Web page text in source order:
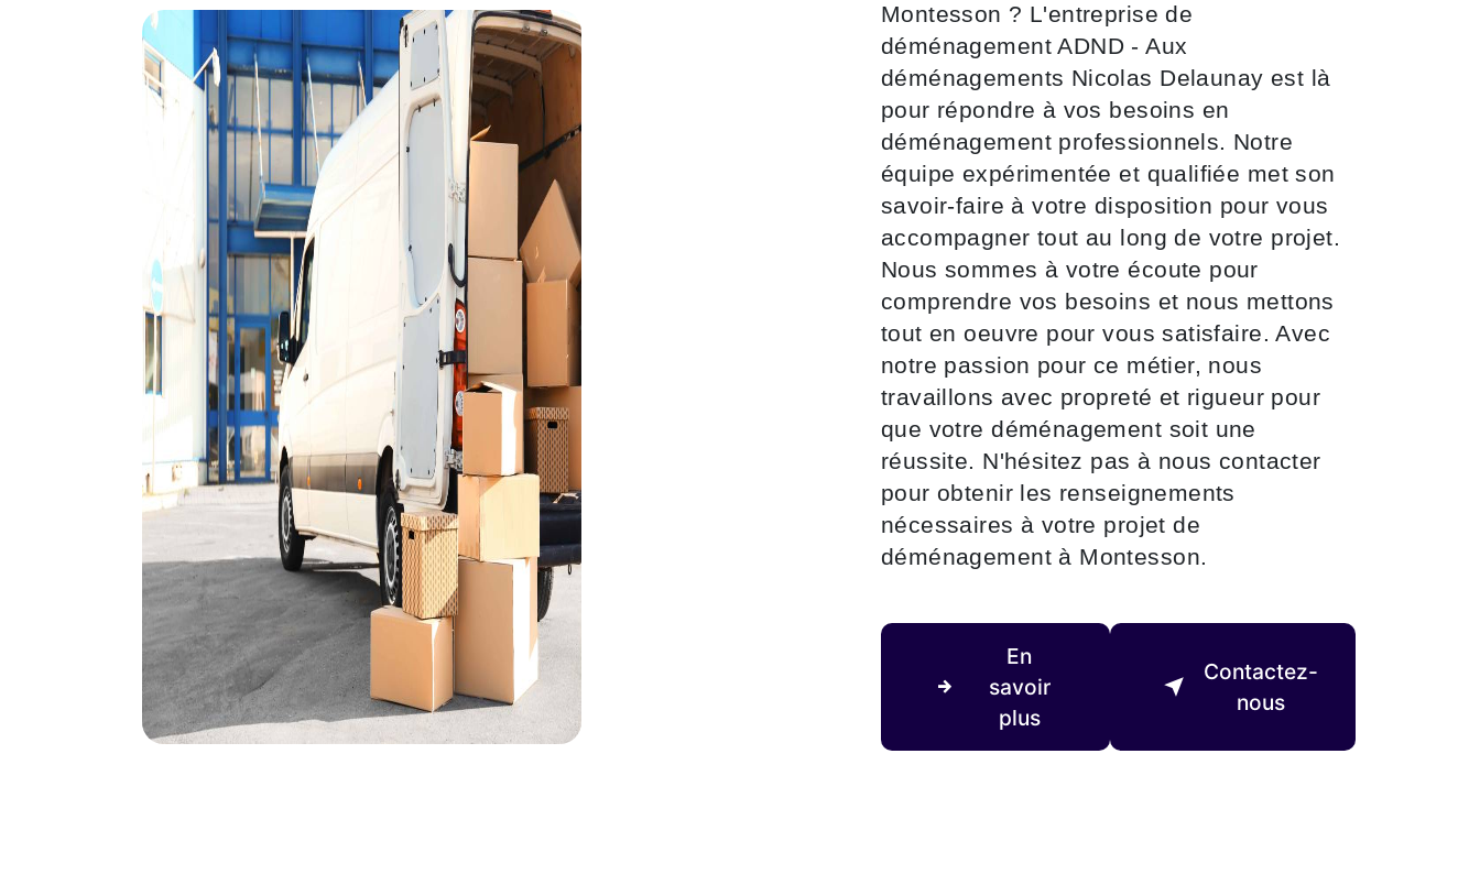
Montesson ? L'entreprise de
déménagement ADND - Aux
déménagements Nicolas Delaunay est là
pour répondre à vos besoins en
déménagement professionnels. Notre
équipe expérimentée et qualifiée met son
savoir-faire à votre disposition pour vous
accompagner tout au long de votre projet.
Nous sommes à votre écoute pour
comprendre vos besoins et nous mettons
tout en oeuvre pour vous satisfaire. Avec
notre passion pour ce métier, nous
travaillons avec propreté et rigueur pour
que votre déménagement soit une
réussite. N'hésitez pas à nous contacter
pour obtenir les renseignements
nécessaires à votre projet de
déménagement à Montesson.
En
savoir
plus
Contactez-
nous